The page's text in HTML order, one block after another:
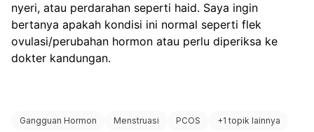
nyeri, atau perdarahan seperti haid. Saya ingin
bertanya apakah kondisi ini normal seperti flek
ovulasi/perubahan hormon atau perlu diperiksa ke
dokter kandungan.
Gangguan Hormon Menstruasi PCOS +1 topik lainnya